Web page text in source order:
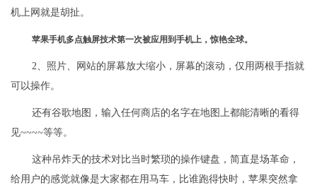
机上网就是胡扯。
苹果手机多点触屏技术第一次被应用到手机上，惊艳全球。
2、照片、网站的屏幕放大缩小，屏幕的滚动，仅用两根手指就
可以操作。
还有谷歌地图，输入任何商店的名字在地图上都能清晰的看得
见~~~~等等。
这种吊炸天的技术对比当时繁琐的操作键盘，简直是场革命，
给用户的感觉就像是大家都在用马车，比谁跑得快时，苹果突然拿